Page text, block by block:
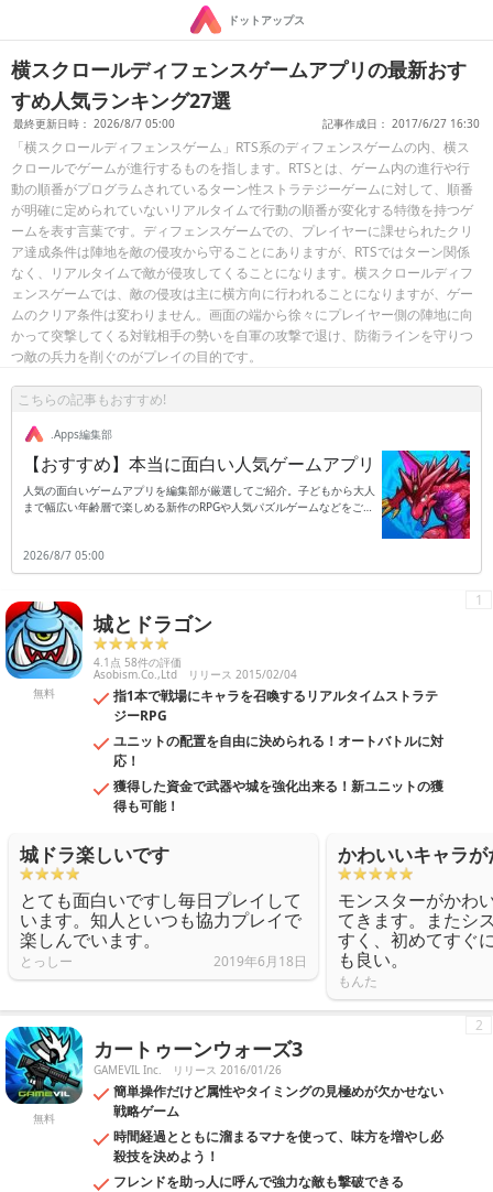
ドットアップス
横スクロールディフェンスゲームアプリの最新おす
すめ人気ランキング27選
最終更新日時： 2026/8/7 05:00 記事作成日： 2017/6/27 16:30
「横スクロールディフェンスゲーム」RTS系のディフェンスゲームの内、横ス
クロールでゲームが進行するものを指します。RTSとは、ゲーム内の進行や行
動の順番がプログラムされているターン性ストラテジーゲームに対して、順番
が明確に定められていないリアルタイムで行動の順番が変化する特徴を持つゲ
ームを表す言葉です。ディフェンスゲームでの、プレイヤーに課せられたクリ
ア達成条件は陣地を敵の侵攻から守ることにありますが、RTSではターン関係
なく、リアルタイムで敵が侵攻してくることになります。横スクロールディフ
ェンスゲームでは、敵の侵攻は主に横方向に行われることになりますが、ゲー
ムのクリア条件は変わりません。画面の端から徐々にプレイヤー側の陣地に向
かって突撃してくる対戦相手の勢いを自軍の攻撃で退け、防衛ラインを守りつ
つ敵の兵力を削ぐのがプレイの目的です。
こちらの記事もおすすめ!
.Apps編集部
【おすすめ】本当に面白い人気ゲームアプリ
人気の面白いゲームアプリを編集部が厳選してご紹介。子どもから大人
まで幅広い年齢層で楽しめる新作のRPGや人気パズルゲームなどをご紹
2026/8/7 05:00
無料
城とドラゴン
4.1点 58件の評価
Asobism.Co.,Ltd リリース 2015/02/04
指1本で戦場にキャラを召喚するリアルタイムストラテ
ジーRPG
ユニットの配置を自由に決められる！オートバトルに対
応！
獲得した資金で武器や城を強化出来る！新ユニットの獲
得も可能！
1
城ドラ楽しいです
とても面白いですし毎日プレイして
います。知人といつも協力プレイで
楽しんでいます。
とっしー 2019年6月18日
かわいいキャラ
モンスターがかわ
てきます。またシ
すく、初めてすぐ
も良い。
もんた
無料
カートゥーンウォーズ3
GAMEVIL Inc. リリース 2016/01/26
簡単操作だけど属性やタイミングの見極めが欠かせない
戦略ゲーム
時間経過とともに溜まるマナを使って、味方を増やし必
殺技を決めよう！
フレンドを助っ人に呼んで強力な敵も撃破できる
2